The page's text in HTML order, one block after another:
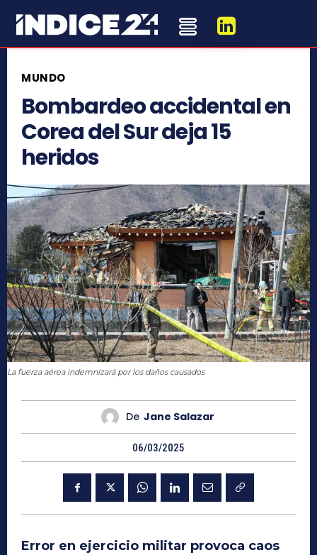
MUNDO
Bombardeo accidental en
Corea del Sur deja 15
heridos
La fuerza aérea indemnizará por los daños causados
De Jane Salazar
06/03/2025
Error en ejercicio militar provoca caos